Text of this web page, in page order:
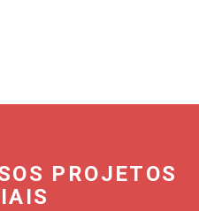
PROJETOS